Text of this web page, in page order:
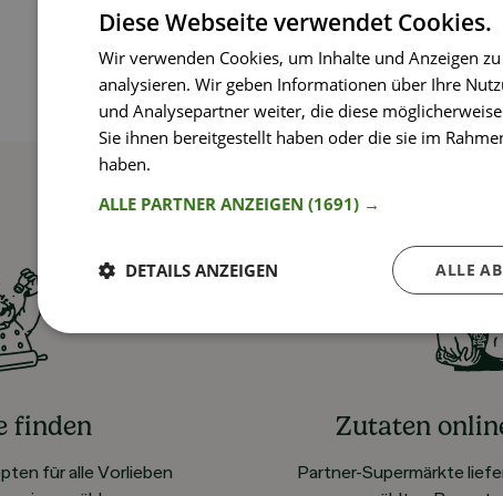
finden
für alle Vorlieben
Zutaten
Partner-Supermärkte
Diese Webseite verwendet Cookies.
Wir verwenden Cookies, um Inhalte und Anzeigen
analysieren. Wir geben Informationen über Ihre
und Analysepartner weiter, die diese
Sie ihnen bereitgestellt haben oder die sie im
haben.
ALLE PARTNER ANZEIGEN (1691) →
ALLE
DETAILS ANZEIGEN